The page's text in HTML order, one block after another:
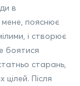
в
мене, пояснює
і створює
боятися
старань,
Після